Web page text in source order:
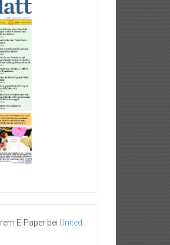
E-Paper bei United